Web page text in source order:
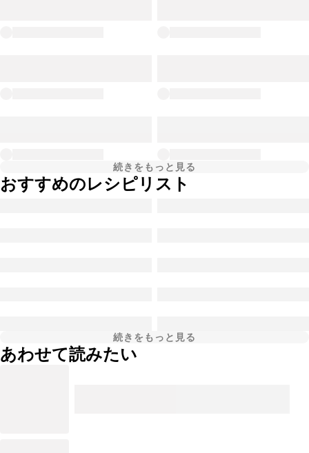
続きをもっと見る
おすすめのレシピリスト
続きをもっと見る
あわせて読みたい